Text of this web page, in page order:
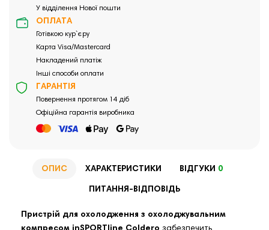
У відділення Нової пошти
ОПЛАТА
Готівкою кур`єру
Карта Visa/Mastercard
Накладений платіж
Інші способи оплати
ГАРАНТІЯ
Повернення протягом 14 діб
Офіційна гарантія виробника
ОПИС ХАРАКТЕРИСТИКИ ВІДГУКИ 0
ПИТАННЯ-ВІДПОВІДЬ
Пристрій для охолодження з охолоджувальним